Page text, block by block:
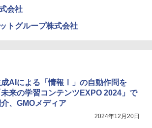
カバリーを備えたインタラクティブサイ
エンスツール
￥849
￥4,722
会社
トグループ株式会社
AIによる「情報Ⅰ」の自動作問を
未来の学習コンテンツEXPO 2024」で
、GMOメディア
2024年12月20日